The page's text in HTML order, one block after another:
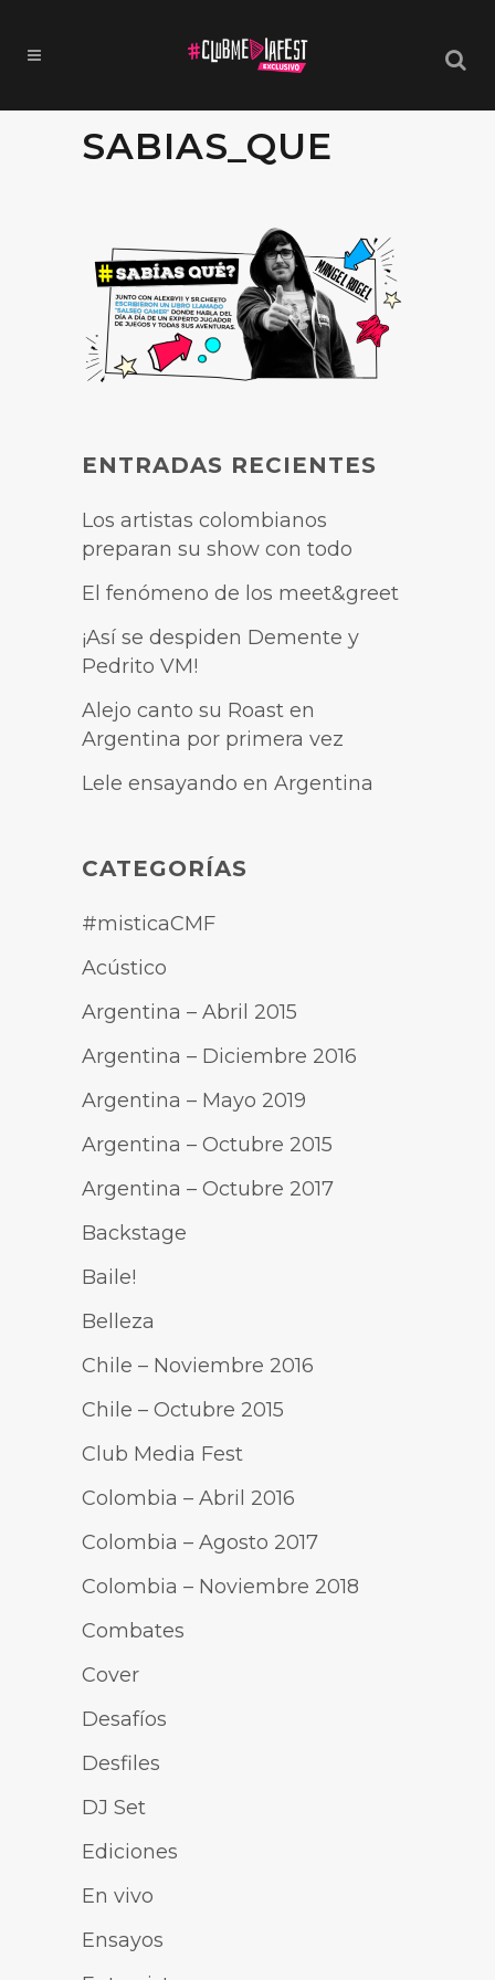
SABIAS_QUE
ENTRADAS RECIENTES
Los artistas colombianos
preparan su show con todo
El fenómeno de los meet&greet
¡Así se despiden Demente y
Pedrito VM!
Alejo canto su Roast en
Argentina por primera vez
Lele ensayando en Argentina
CATEGORÍAS
#misticaCMF
Acústico
Argentina – Abril 2015
Argentina – Diciembre 2016
Argentina – Mayo 2019
Argentina – Octubre 2015
Argentina – Octubre 2017
Backstage
Baile!
Belleza
Chile – Noviembre 2016
Chile – Octubre 2015
Club Media Fest
Colombia – Abril 2016
Colombia – Agosto 2017
Colombia – Noviembre 2018
Combates
Cover
Desafíos
Desfiles
DJ Set
Ediciones
En vivo
Ensayos